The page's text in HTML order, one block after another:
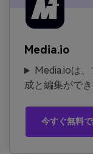
Media.io
Media.ioは
成と編集がで
今すぐ無料